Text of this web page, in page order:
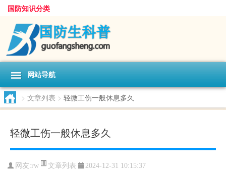
国防知识分类
网站导航
> 文章列表 > 轻微工伤一般休息多久
轻微工伤一般休息多久
网友:rw 文章列表 2024-12-31 10:15:37